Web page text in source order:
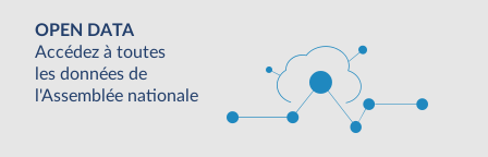
OPEN DATA
Accédez à toutes
les données de
l'Assemblée nationale